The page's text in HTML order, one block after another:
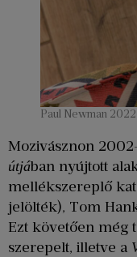
Paul Newman
Mozivásznon
útjában nyújtott
mellékszereplő
jelölték), Tom
Ezt követően még
szerepelt, illetve a